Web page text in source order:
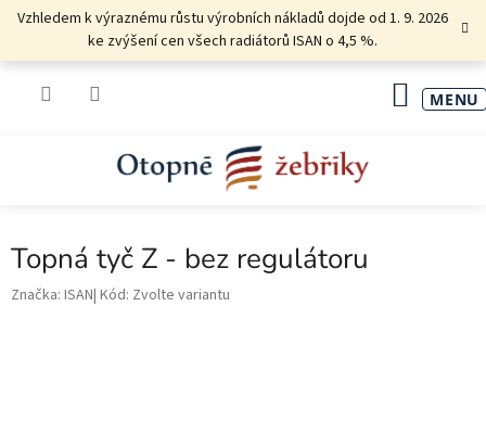
PřejítVzhledem k výraznému růstu výrobních nákladů dojde od 1. 9. 2026
ke zvýšení cen všech radiátorů ISAN o 4,5 %.
Topná tyč Z - bez regulátoru
Značka: ISAN Kód: Zvolte variantu